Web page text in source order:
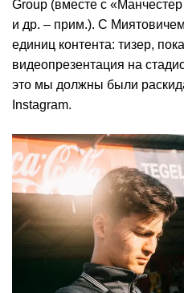
Group (вместе с
и др. – прим.). С
единиц контента: тизер,
видеопрезентация на
это мы должны были
Instagram.